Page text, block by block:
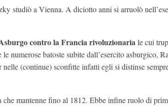
studiò a Vienna. A diciotto anni si arruolò
contro la Francia rivoluzionariale cui
le numerose batoste subite dall’esercito asburgico,
(continue) sconfitte infatti egli si distinse
che mantenne fino al 1812. Ebbe infine ruolo di